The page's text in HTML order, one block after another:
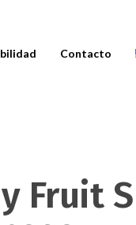
Contacto
Fruit